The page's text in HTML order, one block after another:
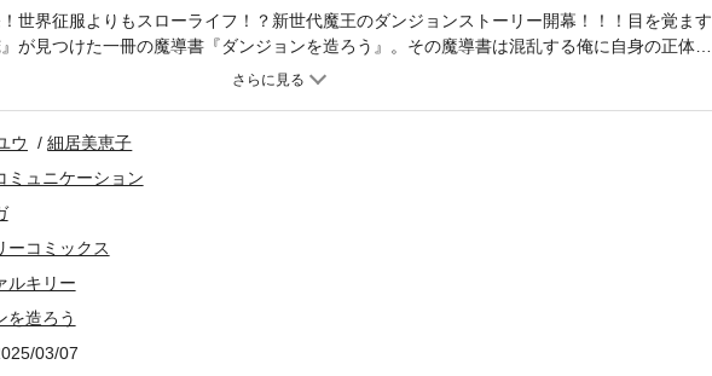
！世界征服よりもスローライフ！？新世代魔王のダンジョンストーリー開幕！！！目を覚ます
が見つけた一冊の魔導書『ダンジョンを造ろう』。その魔導書は混乱する俺に自身の正体が
の使命を告げてきた。「世界を征服してください」本に導かれるままダンジョンを築造、人間
ウ
細居美恵子
ミュニケーション
ーコミックス
ルキリー
を造ろう
03/07